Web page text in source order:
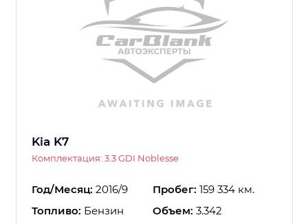
Kia K7
Комплектация: 3.3 GDI Noblesse
Год/Месяц: 2016/9 Пробег: 159 334 км.
Топливо: Бензин Объем: 3.342